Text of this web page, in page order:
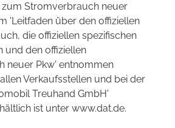
Stromverbrauch neuer
'Leitfaden über den offiziellen
die offiziellen spezifischen
und den offiziellen
neuer Pkw' entnommen
Verkaufsstellen und bei der
Treuhand GmbH'
ist unter www.dat.de.